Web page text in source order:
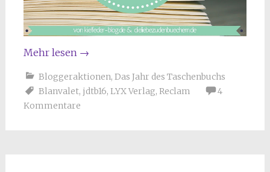
Mehr lesen →
Bloggeraktionen, Das Jahr des Taschenbuchs
Blanvalet, jdtb16, LYX Verlag, Reclam
4
Kommentare